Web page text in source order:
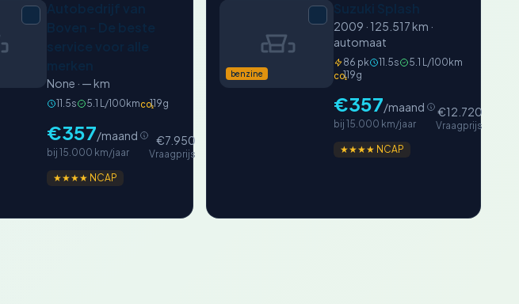
None · — km
11.5s 5.1 L/100kmCO₂119g
€357/maand
bij 15.000 km/jaar
€7.950
Vraagprijs
★★★★ NCAP
benzine
2009 · 125.517 km ·
automaat
86 pk 11.5s 5.1 L/100km
CO₂119g
€357/maand
bij 15.000 km/jaar
€12.720
Vraagprijs
★★★★ NCAP